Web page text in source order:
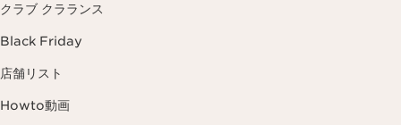
クラブ クラランス
Black Friday
店舗リスト
Howto動画